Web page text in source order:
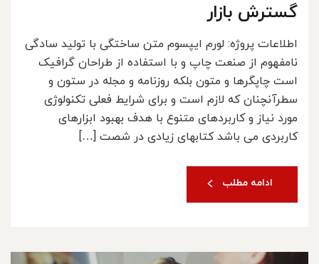
گسترش بازار
اطلاعات پروژه: لورم ایپسوم متن ساختگی با تولید سادگی
نامفهوم از صنعت چاپ و با استفاده از طراحان گرافیک
است چاپگرها و متون بلکه روزنامه و مجله در ستون و
سطرآنچنان که لازم است و برای شرایط فعلی تکنولوژی
مورد نیاز و کاربردهای متنوع با هدف بهبود ابزارهای
کاربردی می باشد کتابهای زیادی در شصت […]
ادامه مطلب